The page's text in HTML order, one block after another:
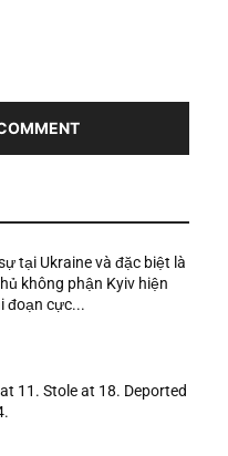
tại Ukraine và đặc biệt là
không phận Kyiv hiện
đoạn cực...
11. Stole at 18. Deported